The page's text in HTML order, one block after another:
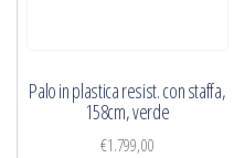
Palo in plastica resist. con staffa,
158cm, verde
€1.799,00